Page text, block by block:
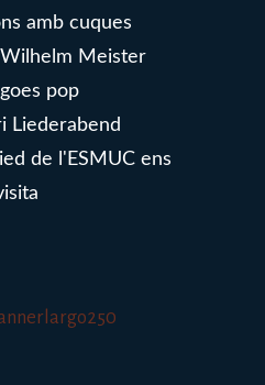
amb cuques
Meister
pop
Liederabend
de l'ESMUC ens